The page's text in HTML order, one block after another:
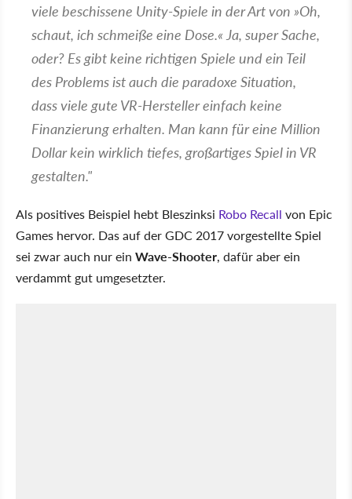
viele beschissene Unity-Spiele in der Art von »Oh,
schaut, ich schmeiße eine Dose.« Ja, super Sache,
oder? Es gibt keine richtigen Spiele und ein Teil
des Problems ist auch die paradoxe Situation,
dass viele gute VR-Hersteller einfach keine
Finanzierung erhalten. Man kann für eine Million
Dollar kein wirklich tiefes, großartiges Spiel in VR
gestalten."
Als positives Beispiel hebt Bleszinksi Robo Recall von Epic
Games hervor. Das auf der GDC 2017 vorgestellte Spiel
sei zwar auch nur ein Wave-Shooter, dafür aber ein
verdammt gut umgesetzter.